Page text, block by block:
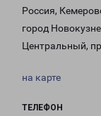
Россия,
город
Центральный,
на карте
ТЕЛЕФОН